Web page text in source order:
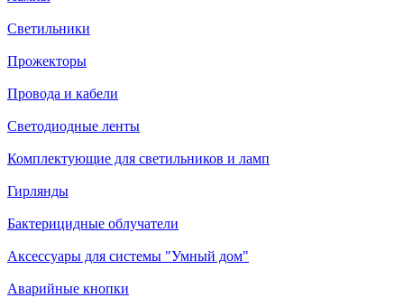
Светильники
Прожекторы
Провода и кабели
Светодиодные ленты
Комплектующие для светильников и ламп
Гирлянды
Бактерицидные облучатели
Аксессуары для системы "Умный дом"
Аварийные кнопки